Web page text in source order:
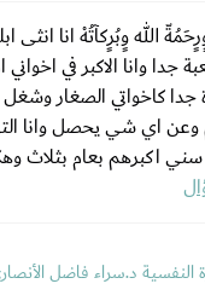
وانا الاكبر في
كاخواتي الصغار وشغل
وعن اي شي يحصل وانا
اكبرهم بعام بثلاث
النفسية د.سراء فاضل